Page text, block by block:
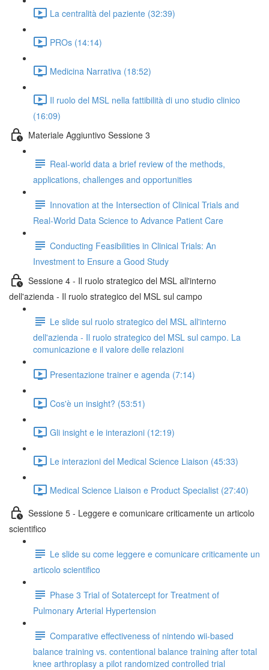
La centralità del paziente (32:39)
PROs (14:14)
Medicina Narrativa (18:52)
Il ruolo del MSL nella fattibilità di uno studio clinico
(16:09)
Materiale Aggiuntivo Sessione 3
Real-world data a brief review of the methods,
applications, challenges and opportunities
Innovation at the Intersection of Clinical Trials and
Real-World Data Science to Advance Patient Care
Conducting Feasibilities in Clinical Trials: An
Investment to Ensure a Good Study
Sessione 4 - Il ruolo strategico del MSL all'interno
dell'azienda - Il ruolo strategico del MSL sul campo
Le slide sul ruolo strategico del MSL all'interno
dell'azienda - Il ruolo strategico del MSL sul campo. La
comunicazione e il valore delle relazioni
Presentazione trainer e agenda (7:14)
Cos'è un insight? (53:51)
Gli insight e le interazioni (12:19)
Le interazioni del Medical Science Liaison (45:33)
Medical Science Liaison e Product Specialist (27:40)
Sessione 5 - Leggere e comunicare criticamente un articolo
scientifico
Le slide su come leggere e comunicare criticamente un
articolo scientifico
Phase 3 Trial of Sotatercept for Treatment of
Pulmonary Arterial Hypertension
Comparative effectiveness of nintendo wii-based
balance training vs. contentional balance training after total
knee arthroplasy a pilot randomized controlled trial